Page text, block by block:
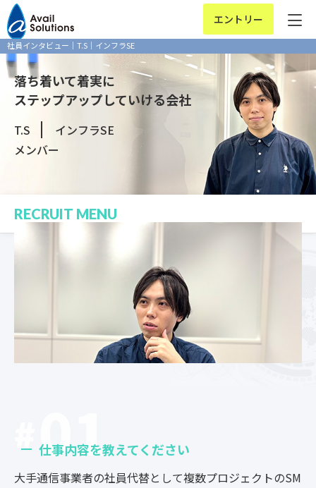
エントリー
社員インタビュー｜T.S｜インフラSE
落ち着いて着実に
ステップアップしていける会社
T.S
インフラSE
メンバー
RECRUIT MENU
01
仕事内容を教えてください
大手通信事業者の社員代替として複数プロジェクトのSM